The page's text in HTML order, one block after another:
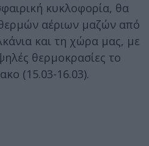
κυκλοφορία, θα
αέριων μαζών από
και τη χώρα μας, με
θερμοκρασίες το
(15.03-16.03).